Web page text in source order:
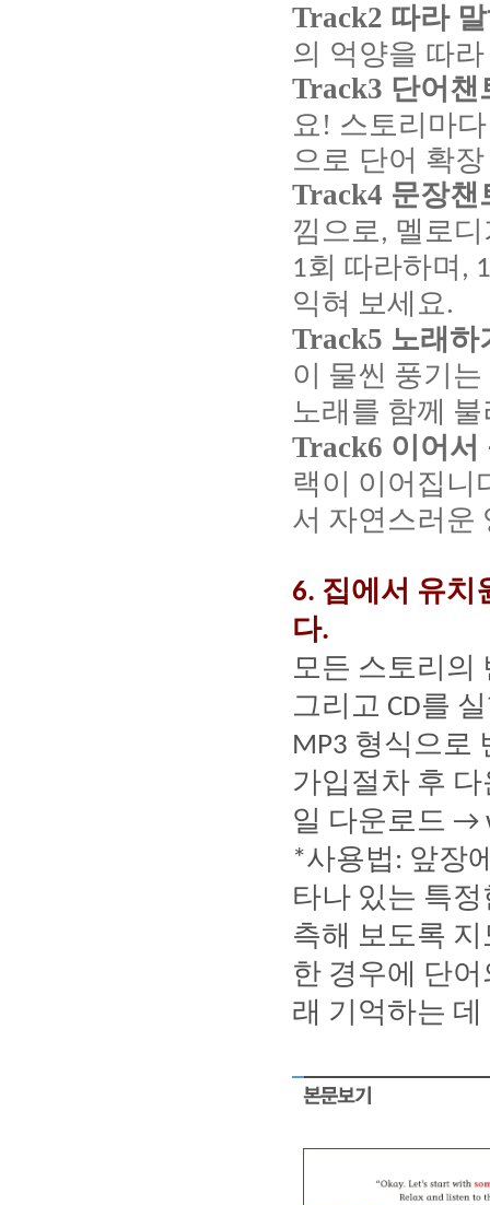
Track2 따라
의 억양을 따라
Track3 단어챈
요! 스토리마다
으로 단어 확장
Track4 문장챈
낌으로, 멜로디
1회 따라하며 , 1
익혀 보세요.
Track5 노래하
이
물씬 풍기는
노래를 함께
Track6 이어서
랙이
이어집니
서 자연스러운
6. 집에서 유치
다.
모든 스토리의
그리고 CD를
MP3 형식으로
가입절차 후
일 다운로드 →
*사용법 : 앞장
타나 있는 특정
측해 보도록
한 경우에 단어
래 기억하는 데